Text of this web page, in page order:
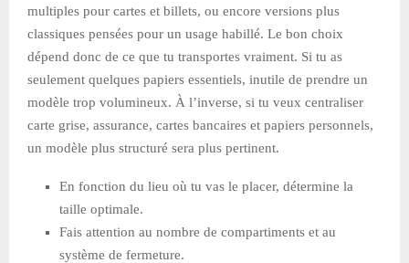
multiples pour cartes et billets, ou encore versions plus
classiques pensées pour un usage habillé. Le bon choix
dépend donc de ce que tu transportes vraiment. Si tu as
seulement quelques papiers essentiels, inutile de prendre un
modèle trop volumineux. À l’inverse, si tu veux centraliser
carte grise, assurance, cartes bancaires et papiers personnels,
un modèle plus structuré sera plus pertinent.
En fonction du lieu où tu vas le placer, détermine la
taille optimale.
Fais attention au nombre de compartiments et au
système de fermeture.